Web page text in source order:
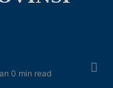
0 min read